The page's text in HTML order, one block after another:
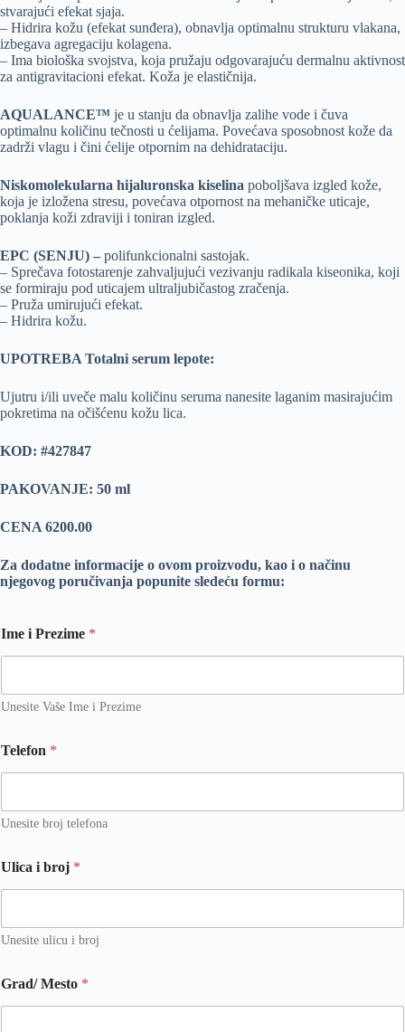
stvarajući efekat sjaja.
– Hidrira kožu (efekat sunđera), obnavlja optimalnu strukturu vlakana,
izbegava agregaciju kolagena.
– Ima biološka svojstva, koja pružaju odgovarajuću dermalnu aktivnost
za antigravitacioni efekat. Koža je elastičnija.
AQUALANCE™ je u stanju da obnavlja zalihe vode i čuva
optimalnu količinu tečnosti u ćelijama. Povećava sposobnost kože da
zadrži vlagu i čini ćelije otpornim na dehidrataciju.
Niskomolekularna hijaluronska kiselina poboljšava izgled kože,
koja je izložena stresu, povećava otpornost na mehaničke uticaje,
poklanja koži zdraviji i toniran izgled.
EPC (SENJU) – polifunkcionalni sastojak.
– Sprečava fotostarenje zahvaljujući vezivanju radikala kiseonika, koji
se formiraju pod uticajem ultraljubičastog zračenja.
– Pruža umirujući efekat.
– Hidrira kožu.
UPOTREBA Totalni serum lepote:
Ujutru i/ili uveče malu količinu seruma nanesite laganim masirajućim
pokretima na očišćenu kožu lica.
KOD: #427847
PAKOVANJE: 50 ml
CENA 6200.00
Za dodatne informacije o ovom proizvodu, kao i o načinu
njegovog poručivanja popunite sledeću formu:
Ime i Prezime *
Unesite Vaše Ime i Prezime
Telefon *
Unesite broj telefona
n
t
e
j
e
Ulica i broj *
Unesite ulicu i broj
Grad/ Mesto *